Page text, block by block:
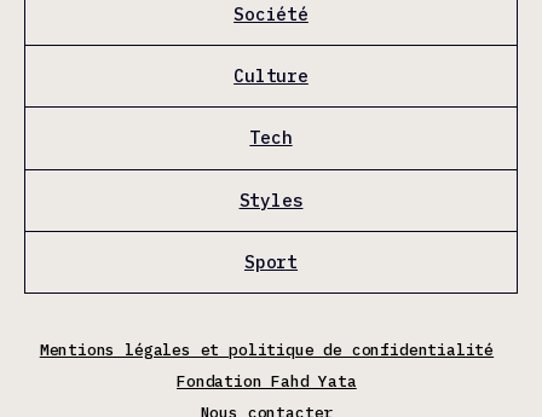
Société
Culture
Tech
Styles
Sport
Mentions légales et politique de confidentialité
Fondation Fahd Yata
Nous contacter